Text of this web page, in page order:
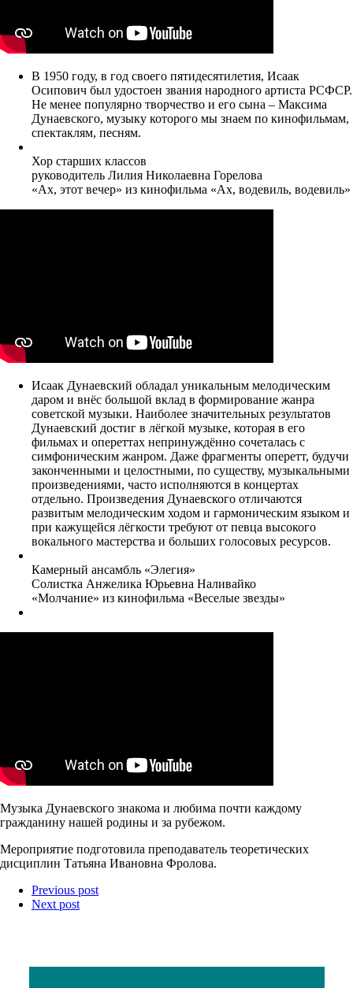
В 1950 году, в год своего пятидесятилетия, Исаак
Осипович был удостоен звания народного артиста РСФСР.
Не менее популярно творчество и его сына – Максима
Дунаевского, музыку которого мы знаем по кинофильмам,
спектаклям, песням.
Хор старших классов
руководитель Лилия Николаевна Горелова
«Ах, этот вечер» из кинофильма «Ах, водевиль, водевиль»
Исаак Дунаевский обладал уникальным мелодическим
даром и внёс большой вклад в формирование жанра
советской музыки. Наиболее значительных результатов
Дунаевский достиг в лёгкой музыке, которая в его
фильмах и опереттах непринуждённо сочеталась с
симфоническим жанром. Даже фрагменты оперетт, будучи
законченными и целостными, по существу, музыкальными
произведениями, часто исполняются в концертах
отдельно. Произведения Дунаевского отличаются
развитым мелодическим ходом и гармоническим языком и
при кажущейся лёгкости требуют от певца высокого
вокального мастерства и больших голосовых ресурсов.
Камерный ансамбль «Элегия»
Солистка Анжелика Юрьевна Наливайко
«Молчание» из кинофильма «Веселые звезды»
Музыка Дунаевского знакома и любима почти каждому
гражданину нашей родины и за рубежом.
Мероприятие подготовила преподаватель теоретических
дисциплин Татьяна Ивановна Фролова.
Previous post
Next post